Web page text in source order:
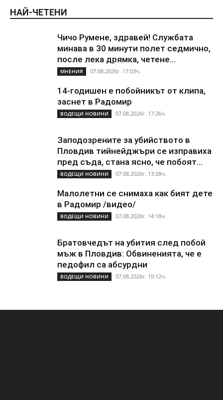
НАЙ-ЧЕТЕНИ
Чичо Румене, здравей! Службата
минава в 30 минути полет седмично,
после лека дрямка, четене...
МНЕНИЯ 07.08.2026г. 17:03ч.
14-годишен е побойникът от клипа,
заснет в Радомир
ВОДЕЩИ НОВИНИ 07.08.2026г. 17:26ч.
Заподозрените за убийството в
Пловдив тийнейджъри се изправиха
пред съда, стана ясно, че побоят...
ВОДЕЩИ НОВИНИ 07.08.2026г. 13:28ч.
Малолетни се снимаха как бият дете
в Радомир /видео/
ВОДЕЩИ НОВИНИ 07.08.2026г. 14:18ч.
Братовчедът на убития след побой
мъж в Пловдив: Обвиненията, че е
педофил са абсурдни
ВОДЕЩИ НОВИНИ 07.08.2026г. 10:12ч.